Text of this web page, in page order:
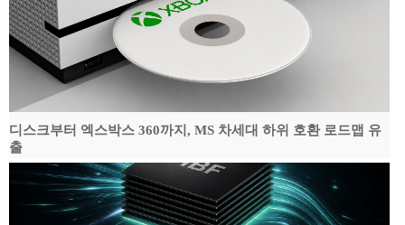
디스크부터 엑스박스 360까지, MS 차세대 하위 호환 로드맵 유
출